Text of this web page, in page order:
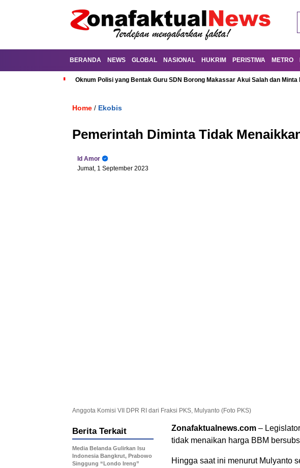
BERANDA NEWS GLOBAL NASIONAL HUKRIM PERISTIWA METRO
Oknum Polisi yang Bentak Guru SDN Borong Makassar Akui Salah dan Minta
Home / Ekobis
Pemerintah Diminta Tidak
Id Amor
Jumat, 1 September 2023
Anggota Komisi VII DPR RI dari Fraksi PKS, Mulyanto (Foto PKS)
Zonafaktualnews.com –
tidak menaikan harga BBM
Hingga saat ini menurut Mulyanto
Berita Terkait
Media Belanda Gulirkan Isu
Indonesia Bangkrut, Prabowo
Singgung “Londo Ireng”